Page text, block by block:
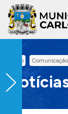
Ir para conteúdo
Inicio Comunicação